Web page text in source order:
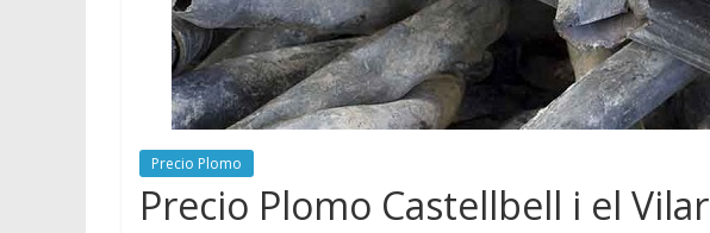
Precio Plomo
Precio Plomo Castellbell i el Vilar